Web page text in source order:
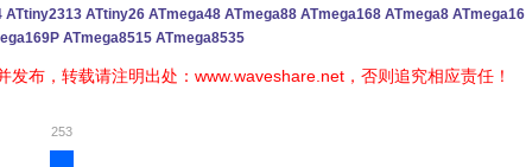
ATtiny26 ATmega48 ATmega88 ATmega168 ATmega8 ATmega16
ATmega8515 ATmega8535
布，转载请注明出处：www.waveshare.net，否则追究相应责任！
253